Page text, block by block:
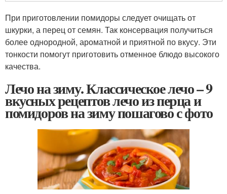
При приготовлении помидоры следует очищать от
шкурки, а перец от семян. Так консервация получиться
более однородной, ароматной и приятной по вкусу. Эти
тонкости помогут приготовить отменное блюдо высокого
качества.
Лечо на зиму. Классическое лечо – 9
вкусных рецептов лечо из перца и
помидоров на зиму пошагово с фото